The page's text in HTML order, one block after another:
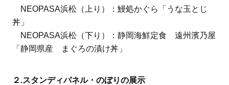
NEOPASA浜松（上り）：鰻処かぐら「うな玉とじ
丼」
NEOPASA浜松（下り）：静岡海鮮定食 遠州濱乃屋
「静岡県産 まぐろの漬け丼」
２.スタンディパネル・のぼりの展示